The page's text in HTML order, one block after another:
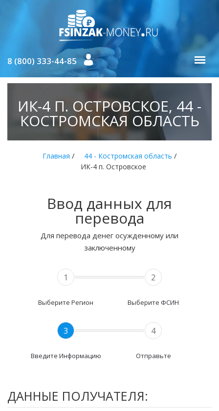
8 (800) 333-44-85
ИК-4 П. ОСТРОВСКОЕ, 44 -
КОСТРОМСКАЯ ОБЛАСТЬ
Главная / 44 - Костромская область /
ИК-4 п. Островское
Ввод данных для
перевода
Для перевода денег осужденному или
заключенному
1
Выберите Регион
2
Выберите ФСИН
3
Введите Информацию
4
Отправьте
ДАННЫЕ ПОЛУЧАТЕЛЯ: